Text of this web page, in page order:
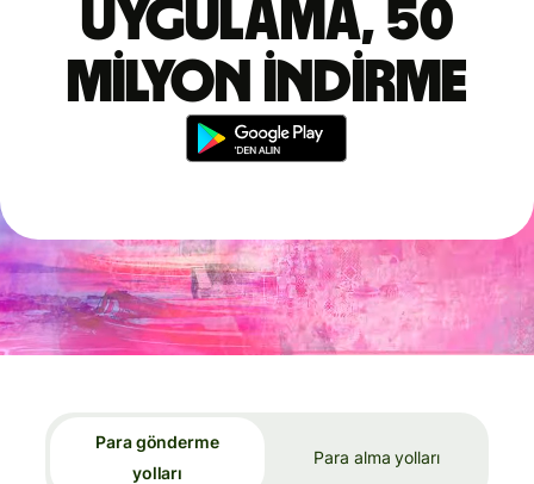
uygulama, 50
milyon indirme
Para gönderme
yolları
Para alma yolları